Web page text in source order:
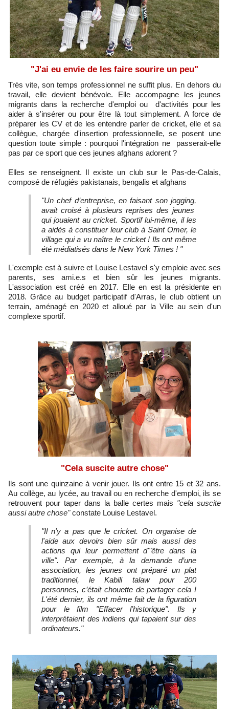
"J'ai eu envie de les faire sourire un peu"
Très vite, son temps professionnel ne suffit plus. En dehors du
travail, elle devient bénévole. Elle accompagne les jeunes
migrants dans la recherche d'emploi ou d'activités pour les
aider à s'insérer ou pour être là tout simplement. A force de
préparer les CV et de les entendre parler de cricket, elle et sa
collègue, chargée d'insertion professionnelle, se posent une
question toute simple : pourquoi l'intégration ne passerait-elle
pas par ce sport que ces jeunes afghans adorent ?
Elles se renseignent. Il existe un club sur le Pas-de-Calais,
composé de réfugiés pakistanais, bengalis et afghans
"Un chef d’entreprise, en faisant son jogging,
avait croisé à plusieurs reprises des jeunes
qui jouaient au cricket. Sportif lui-même, il les
a aidés à constituer leur club à Saint Omer, le
village qui a vu naître le cricket ! Ils ont même
été médiatisés dans le New York Times ! "
L'exemple est à suivre et Louise Lestavel s'y emploie avec ses
parents, ses ami.e.s et bien sûr les jeunes migrants.
L'association est créé en 2017. Elle en est la présidente en
2018. Grâce au budget participatif d'Arras, le club obtient un
terrain, aménagé en 2020 et alloué par la Ville au sein d'un
complexe sportif.
"Cela suscite autre chose"
Ils sont une quinzaine à venir jouer. Ils ont entre 15 et 32 ans.
Au collège, au lycée, au travail ou en recherche d'emploi, ils se
retrouvent pour taper dans la balle certes mais "cela suscite
aussi autre chose"constate Louise Lestavel.
"Il n'y a pas que le cricket. On organise de
l'aide aux devoirs bien sûr mais aussi des
actions qui leur permettent d'"être dans la
ville". Par exemple, à la demande d’une
association, les jeunes ont préparé un plat
traditionnel, le Kabili talaw pour 200
personnes, c’était chouette de partager cela !
L'été dernier, ils ont même fait de la figuration
pour le film "Effacer l’historique". Ils y
interprétaient des indiens qui tapaient sur des
ordinateurs."